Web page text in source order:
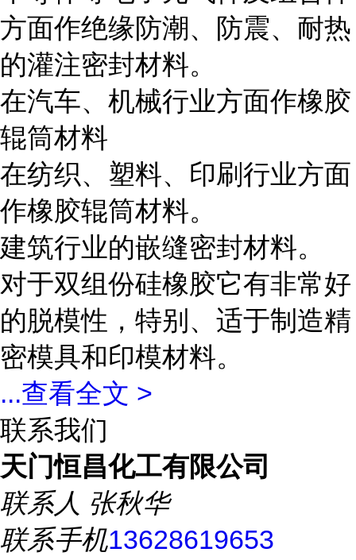
方面作绝缘防潮、防震、耐热
的灌注密封材料。
在汽车、机械行业方面作橡胶
辊筒材料
在纺织、塑料、印刷行业方面
作橡胶辊筒材料。
建筑行业的嵌缝密封材料。
对于双组份硅橡胶它有非常好
的脱模性，特别、适于制造精
密模具和印模材料。
...查看全文 >
联系我们
天门恒昌化工有限公司
联系人 张秋华
联系手机13628619653